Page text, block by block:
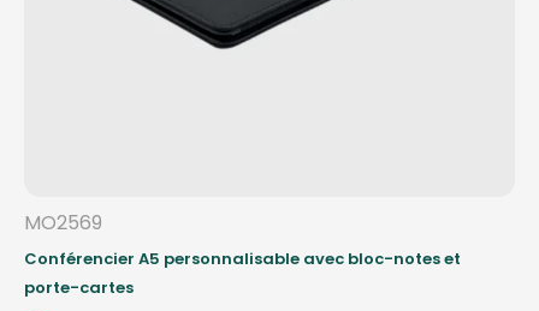
MO2569
Conférencier A5 personnalisable avec bloc-notes et
porte-cartes